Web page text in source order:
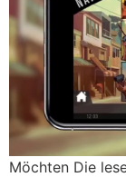
Möchten Die